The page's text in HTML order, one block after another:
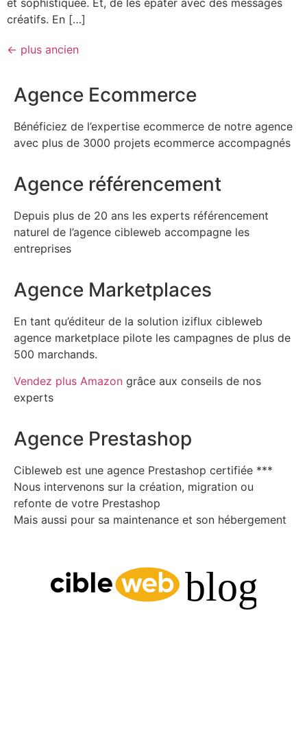
créatifs. En […]
← plus ancien
Agence Ecommerce
Bénéficiez de l’expertise ecommerce de notre agence
avec plus de 3000 projets ecommerce accompagnés
Agence référencement
Depuis plus de 20 ans les experts référencement
naturel de l’agence cibleweb accompagne les
entreprises
Agence Marketplaces
En tant qu’éditeur de la solution iziflux cibleweb
agence marketplace pilote les campagnes de plus de
500 marchands.
Vendez plus Amazon grâce aux conseils de nos
experts
Agence Prestashop
Cibleweb est une agence Prestashop certifiée ***
Nous intervenons sur la création, migration ou
refonte de votre Prestashop
Mais aussi pour sa maintenance et son hébergement